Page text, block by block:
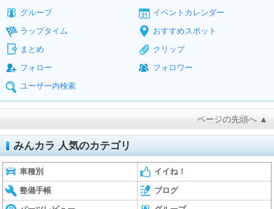
グループ
イベントカレンダー
ラップタイム
おすすめスポット
まとめ
クリップ
フォロー
フォロワー
ユーザー内検索
ページの先頭へ ▲
みんカラ 人気のカテゴリ
車種別 イイね！
整備手帳 ブログ